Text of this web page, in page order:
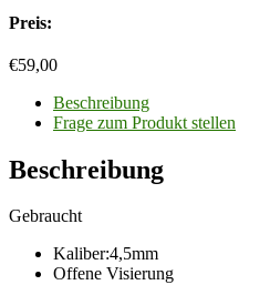
Preis:
€59,00
Beschreibung
Frage zum Produkt stellen
Beschreibung
Gebraucht
Kaliber:4,5mm
Offene Visierung